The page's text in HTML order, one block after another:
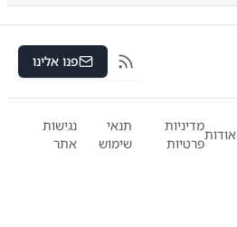
RSS פנו אלינו
אודות
מדיניות
פרטיות
תנאי
שימוש
נגישות
אתר